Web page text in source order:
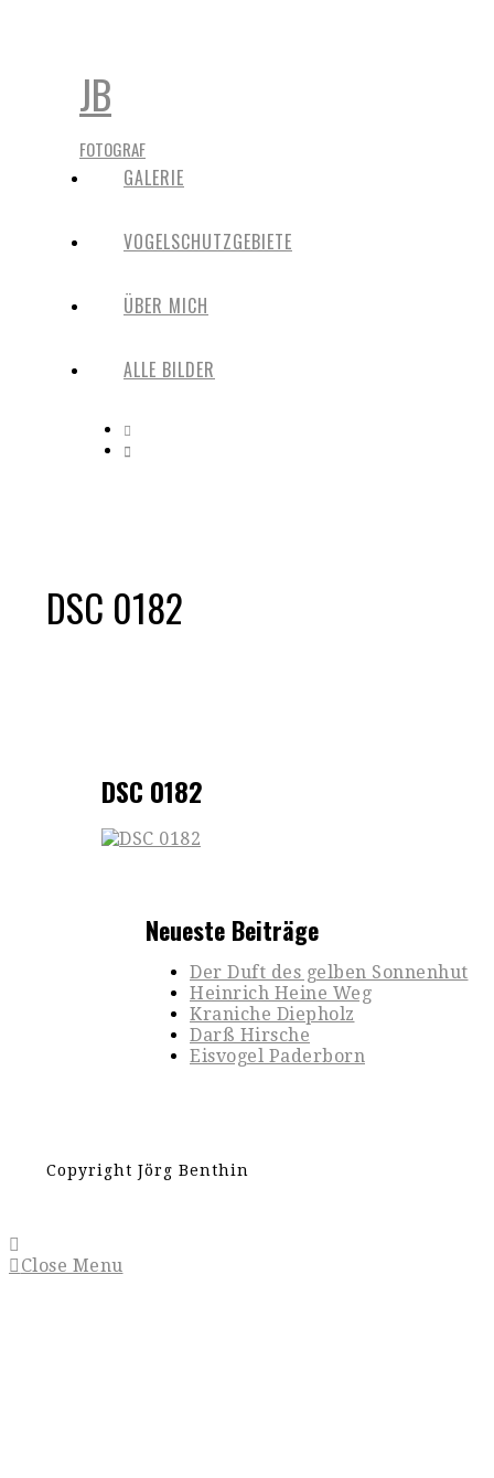
JB
FOTOGRAF
GALERIE
VOGELSCHUTZGEBIETE
ÜBER MICH
ALLE BILDER
DSC 0182
DSC 0182
Neueste Beiträge
Der Duft des gelben Sonnenhut
Heinrich Heine Weg
Kraniche Diepholz
Darß Hirsche
Eisvogel Paderborn
Copyright Jörg Benthin
Close Menu